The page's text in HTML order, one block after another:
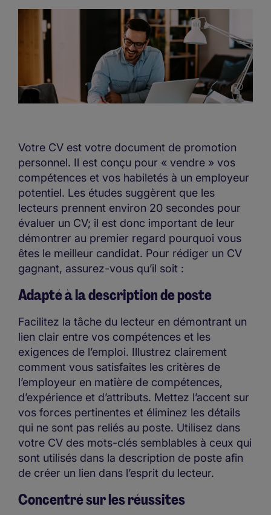
Votre CV est votre document de promotion
personnel. Il est conçu pour « vendre » vos
compétences et vos habiletés à un employeur
potentiel. Les études suggèrent que les
lecteurs prennent environ 20 secondes pour
évaluer un CV; il est donc important de leur
démontrer au premier regard pourquoi vous
êtes le meilleur candidat. Pour rédiger un CV
gagnant, assurez-vous qu’il soit :
Adapté à la description de poste
Facilitez la tâche du lecteur en démontrant un
lien clair entre vos compétences et les
exigences de l’emploi. Illustrez clairement
comment vous satisfaites les critères de
l’employeur en matière de compétences,
d’expérience et d’attributs. Mettez l’accent sur
vos forces pertinentes et éliminez les détails
qui ne sont pas reliés au poste. Utilisez dans
votre CV des mots-clés semblables à ceux qui
sont utilisés dans la description de poste afin
de créer un lien dans l’esprit du lecteur.
Concentré sur les réussites